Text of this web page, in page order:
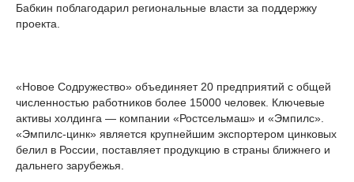
Бабкин поблагодарил региональные власти за поддержку
проекта.
«Новое Содружество» объединяет 20 предприятий с общей
численностью работников более 15000 человек. Ключевые
активы холдинга — компании «Ростсельмаш» и «Эмпилс».
«Эмпилс-цинк» является крупнейшим экспортером цинковых
белил в России, поставляет продукцию в страны ближнего и
дальнего зарубежья.